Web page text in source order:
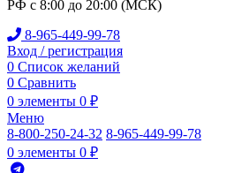
РФ с 8:00 до 20:00 (МСК)
8-965-449-99-78
Вход / регистрация
0 Список желаний
0 Сравнить
0 элементы 0 ₽
Меню
8-800-250-24-32 8-965-449-99-78
0 элементы 0 ₽